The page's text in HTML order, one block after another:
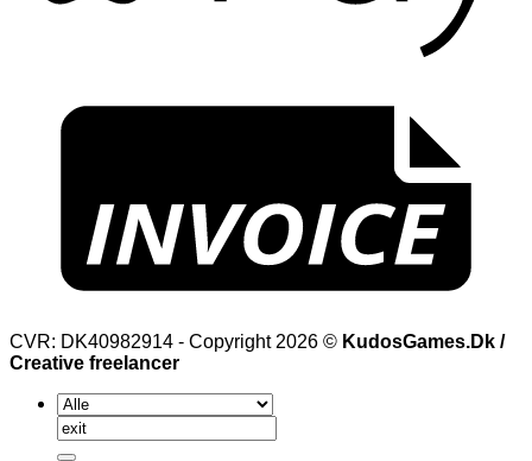
CVR: DK40982914 - Copyright 2026 © KudosGames.Dk /
Creative freelancer
Søg
efter: